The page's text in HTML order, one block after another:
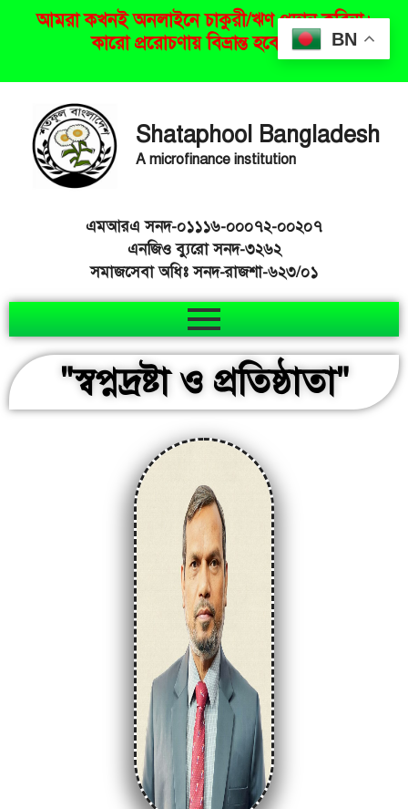
আমরা কখনই অনলাইনে চাকুরী/ঋণ প্রদান করিনা।
কারো প্ররোচণায় বিভ্রান্ত হবেন না।
Shataphool Bangladesh
A microfinance institution
এমআরএ সনদ-০১১১৬-০০০৭২-০০২০৭
এনজিও ব্যুরো সনদ-৩২৬২
সমাজসেবা অধিঃ সনদ-রাজশা-৬২৩/০১
"স্বপ্নদ্রষ্টা ও প্রতিষ্ঠাতা"
BN